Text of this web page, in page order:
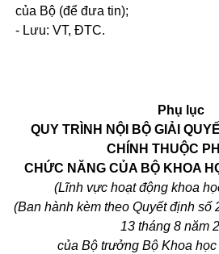
của Bộ (để đưa tin);
- Lưu: VT, ĐTC.
Phụ lục
QUY TRÌNH NỘI BỘ GIẢI
CHÍNH THUỘC
CHỨC NĂNG CỦA BỘ KHOA
(Lĩnh vực hoạt động khoa
(Ban hành kèm theo Quyết định
13 tháng 8 năm
của Bộ trưởng Bộ Khoa